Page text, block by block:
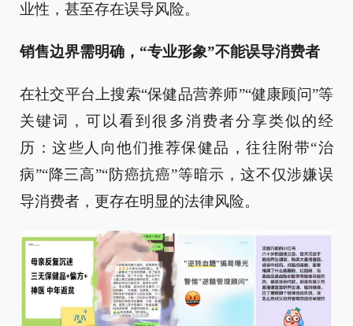
业性，甚至存在误导风险。
销售边界需明确，“专业形象”不能误导消费者
在社交平台上搜索“保健品营养师”“健康顾问”等
关键词，可以看到很多消费者分享类似的经
历：这些人向他们推荐保健品，往往附带“治
病”“降三高”“防癌抗癌”等暗示，这不仅涉嫌误
导消费者，更存在明显的法律风险。